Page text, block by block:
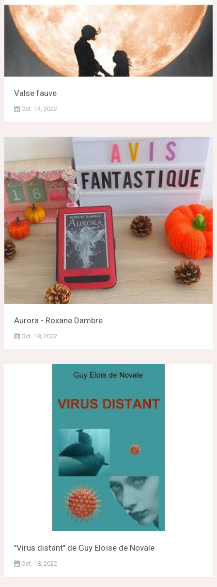
Valse fauve
Oct. 14, 2022
Aurora - Roxane Dambre
Oct. 18, 2022
"Virus distant" de Guy Eloïse de Novale
Oct. 18, 2022